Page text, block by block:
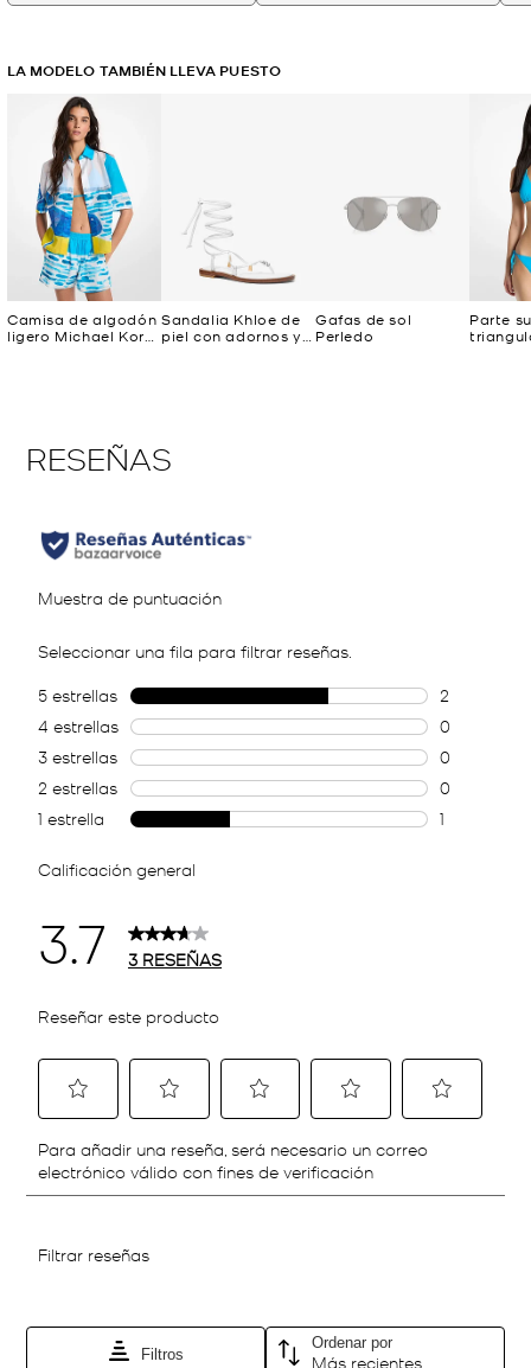
LA MODELO TAMBIÉN LLEVA PUESTO
Camisa de algodón
ligero Michael Kors
Sandalia Khloe de
piel con adornos y
Gafas de sol
Perledo
Parte